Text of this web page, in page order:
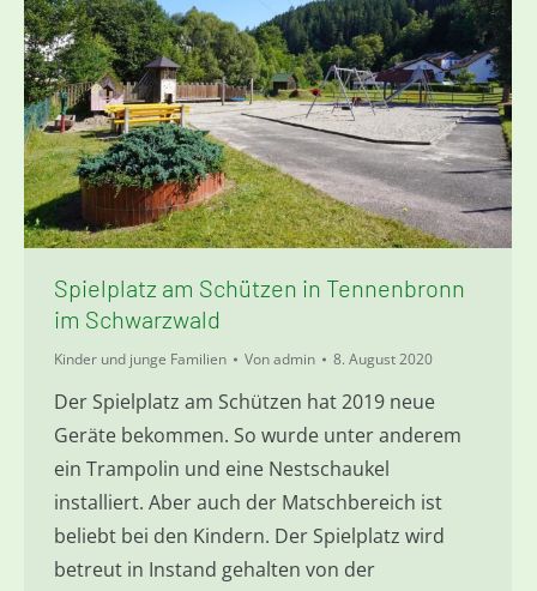
Spielplatz am Schützen in Tennenbronn
im Schwarzwald
Kinder und junge Familien Vonadmin 8. August 2020
Der Spielplatz am Schützen hat 2019 neue
Geräte bekommen. So wurde unter anderem
ein Trampolin und eine Nestschaukel
installiert. Aber auch der Matschbereich ist
beliebt bei den Kindern. Der Spielplatz wird
betreut in Instand gehalten von der